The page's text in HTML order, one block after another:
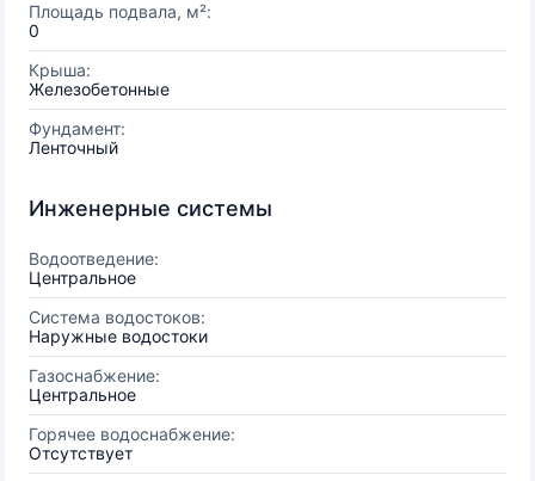
Площадь подвала, м²:
0
Крыша:
Железобетонные
Фундамент:
Ленточный
Инженерные системы
Водоотведение:
Центральное
Система водостоков:
Наружные водостоки
Газоснабжение:
Центральное
Горячее водоснабжение:
Отсутствует